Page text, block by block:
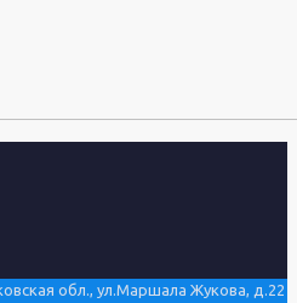
обл., ул.Маршала Жукова, д.22